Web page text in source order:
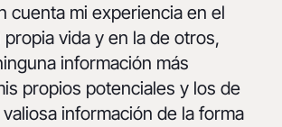
cuenta mi experiencia en el
vida y en la de otros,
información más
propios potenciales y los de
información de la forma